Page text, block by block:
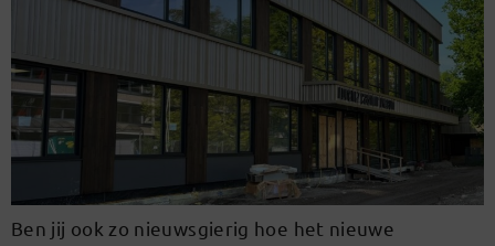
Ben jij ook zo nieuwsgierig hoe het nieuwe